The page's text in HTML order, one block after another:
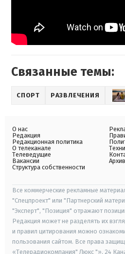
Связанные темы:
СПОРТ РАЗВЛЕЧЕНИЯ
О нас
Редакция
Редакционная политика
О телеканале
Телеведущие
Вакансии
Структура собственности
Архив
Все коммерческие рекламные
"Спецпроект" или "Партнерский
"Эксперт", "Позиция" отражают
Редакция может не разделять их
и правил цитирования можно
пользования сайтом. Все права
«Телерадиокомпания" Люкс "», 24